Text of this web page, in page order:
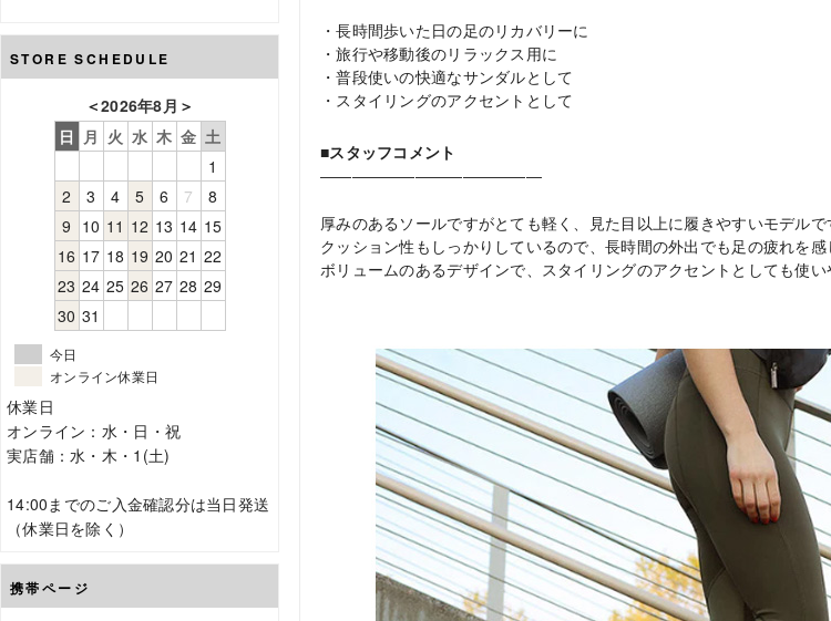
STORE SCHEDULE
＜2026年8月 ＞
日 月 火 水 木 金 土
1
2
3 4 5 6 7
8
9 10 11 12 13 14 15
16 17 18 19 20 21 22
23 24 25 26 27 28 29
30 31
今日
オンライン休業日
休業日
オンライン：水・日・祝
実店舗：水・木・1(土)
14:00までのご入金確認分は当日発送
（休業日を除く）
携帯ページ
・長時間歩いた日の足のリカバリーに
・旅行や移動後のリラックス用に
・普段使いの快適なサンダルとして
・スタイリングのアクセントとして
■スタッフコメント
――――――――――――――
厚みのあるソールですがとても軽く、見た目以上に履きやすいモデルで
クッション性もしっかりしているので、長時間の外出でも足の疲れを感
ボリュームのあるデザインで、スタイリングのアクセントとしても使い